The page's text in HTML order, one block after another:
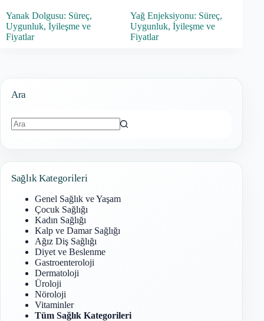
Yanak Dolgusu: Süreç,
Uygunluk, İyileşme ve
Fiyatlar
Yağ Enjeksiyonu: Süreç,
Uygunluk, İyileşme ve
Fiyatlar
Ara
Sağlık Kategorileri
Genel Sağlık ve Yaşam
Çocuk Sağlığı
Kadın Sağlığı
Kalp ve Damar Sağlığı
Ağız Diş Sağlığı
Diyet ve Beslenme
Gastroenteroloji
Dermatoloji
Üroloji
Nöroloji
Vitaminler
Tüm Sağlık Kategorileri